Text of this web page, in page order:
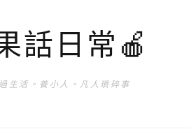
話日常🍎
生活。養小人。凡人瑣碎事